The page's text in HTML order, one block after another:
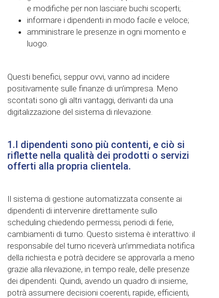
e modifiche per non lasciare buchi scoperti;
informare i dipendenti in modo facile e veloce;
amministrare le presenze in ogni momento e
luogo.
Questi benefici, seppur ovvi, vanno ad incidere
positivamente sulle finanze di un’impresa. Meno
scontati sono gli altri vantaggi, derivanti da una
digitalizzazione del sistema di rilevazione.
1.I dipendenti sono più contenti, e ciò si
riflette nella qualità dei prodotti o servizi
offerti alla propria clientela.
Il sistema di gestione automatizzata consente ai
dipendenti di intervenire direttamente sullo
scheduling chiedendo permessi, periodi di ferie,
cambiamenti di turno. Questo sistema è interattivo: il
responsabile del turno riceverà un’immediata notifica
della richiesta e potrà decidere se approvarla a meno
grazie alla rilevazione, in tempo reale, delle presenze
dei dipendenti. Quindi, avendo un quadro di insieme,
potrà assumere decisioni coerenti, rapide, efficienti,